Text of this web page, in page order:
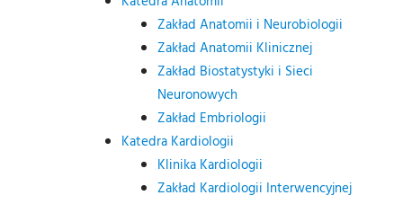
Zakład Anatomii i Neurobiologii
Zakład Anatomii Klinicznej
Zakład Biostatystyki i Sieci
Neuronowych
Zakład Embriologii
Katedra Kardiologii
Klinika Kardiologii
Zakład Kardiologii Interwencyjnej